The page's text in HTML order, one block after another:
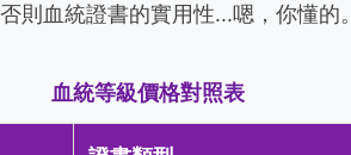
則血統證書的實用性...嗯，你懂的。
血統等級價格對照表